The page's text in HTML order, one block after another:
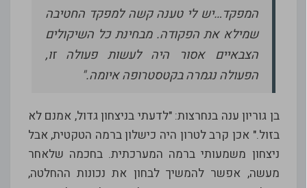
המפקד…יש לי טענה קשה למפקד החטיבה
שמילא את הפקודה. מבחינת כל השיקולים
הצבאיים אסור היה לעשות פעולה זו,
הפעולה נגמרה בקטסטרופה איומה."
בן גוריון ענה בנחרצות: "לדעתי בניצחון גדול, אמנם לא
בזול." אכן קרב לטרון היה כישלון ברמה הטקטית, אבל
ניצחון משמעותי ברמה המערכתית. בחכמה שלאחר
מעשה, אפשר להמשיך לבחון את נכונות ההחלטה,